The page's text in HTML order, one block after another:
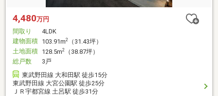
4,480万円
間取り
4LDK
建物面積 103.91m2
（31.43坪）
土地面積 128.5m2
（38.87坪）
総戸数
3戸
東武野田線 大和田駅 徒歩15分
東武野田線 大宮公園駅 徒歩25分
ＪＲ宇都宮線 土呂駅 徒歩31分